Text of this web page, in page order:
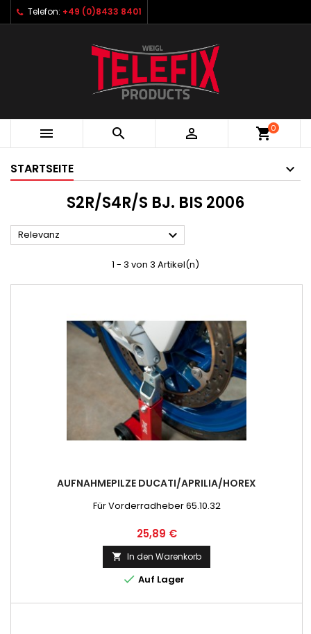
Telefon: +49 (0)8433 8401
   shopping_cart0
STARTSEITE
S2R/S4R/S BJ. BIS 2006
Relevanz 
1 - 3 von 3 Artikel(n)
AUFNAHMEPILZE DUCATI/APRILIA/HOREX
Für Vorderradheber 65.10.32
Preis
25,89 €
 In den Warenkorb
 Auf Lager